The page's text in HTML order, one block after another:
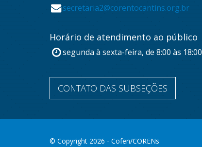
secretaria2@corentocantins.org.br
Horário de atendimento ao público
segunda à sexta-feira, de 8:00 às 18:00
CONTATO DAS SUBSEÇÕES
© Copyright 2026 - Cofen/CORENs